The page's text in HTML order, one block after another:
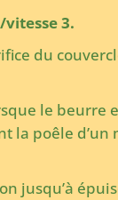
vitesse 3.
du
le beurre
la poêle d’un
jusqu’à